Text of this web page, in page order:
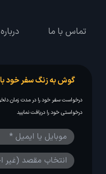
تماس با ما
گوش به زنگ سفر خود
درخواست سفر خود را در مدت زمان
درخواستی خود را دریافت نمایید